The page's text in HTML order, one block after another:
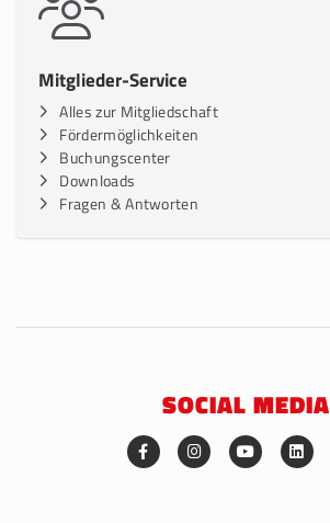
Mitglieder-Service
Alles zur Mitgliedschaft
Fördermöglichkeiten
Buchungscenter
Downloads
Fragen & Antworten
SOCIAL MEDIA